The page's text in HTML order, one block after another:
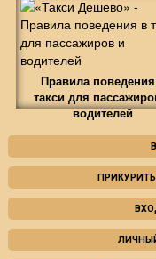
Правила
такси для
водителей